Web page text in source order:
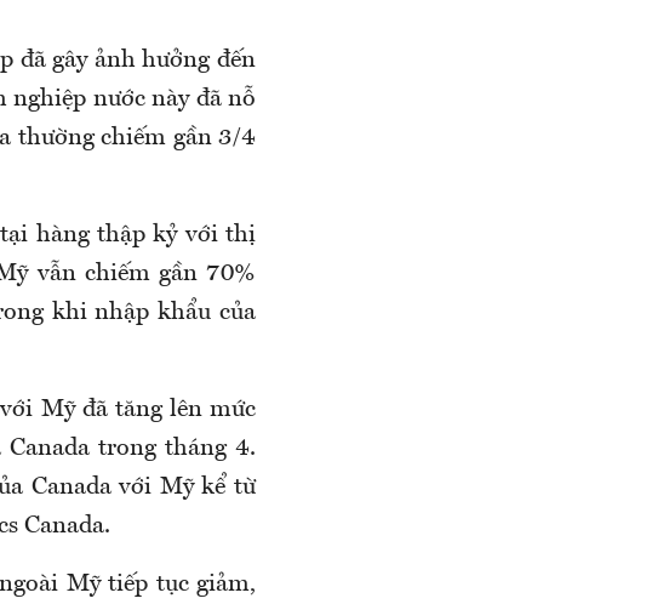
đã gây ảnh hưởng đến
nghiệp nước này đã nỗ
thường chiếm gần 3/4
hàng thập kỷ với thị
vẫn chiếm gần 70%
khi nhập khẩu của
Mỹ đã tăng lên mức
trong tháng 4.
Canada với Mỹ kể từ
Canada.
Mỹ tiếp tục giảm,